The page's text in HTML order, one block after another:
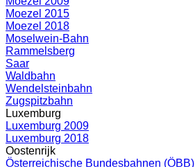
Moezel 2015
Moezel 2018
Moselwein-Bahn
Rammelsberg
Saar
Waldbahn
Wendelsteinbahn
Zugspitzbahn
Luxemburg
Luxemburg 2009
Luxemburg 2018
Oostenrijk
Österreichische Bundesbahnen (ÖBB)